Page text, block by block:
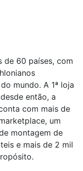
de 60 países, com
mundo. A 1ª loja
então, a
com mais de
um
montagem de
e mais de 2 mil